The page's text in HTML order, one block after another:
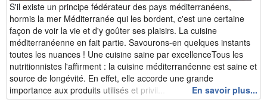
S'il existe un principe fédérateur des pays méditerranéens,
hormis la mer Méditerranée qui les bordent, c'est une certaine
façon de voir la vie et d'y goûter ses plaisirs. La cuisine
méditerranéenne en fait partie. Savourons-en quelques instants
toutes les nuances ! Une cuisine saine par excellenceTous les
nutritionnistes l'affirment : la cuisine méditerranéenne est saine et
source de longévité. En effet, elle accorde une grande
importance aux produits utilisés et privil...
En savoir plus...